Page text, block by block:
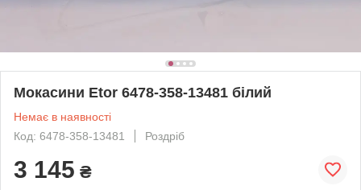
Мокасини Etor 6478-358-13481 білий
Немає в наявності
Код: 6478-358-13481
Роздріб
3 145 ₴